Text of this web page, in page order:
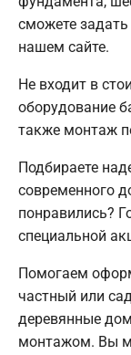
сможете
нашем сайте.
Не входит в
оборудование
также монтаж
Подбираете
современного
понравились?
специальной
Помогаем
частный или
деревянные
монтажом. Вы